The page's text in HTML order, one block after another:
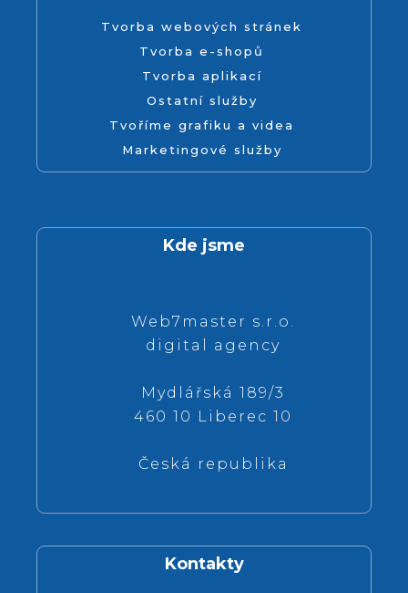
Tvorba webových stránek
Tvorba e-shopů
Tvorba aplikací
Ostatní služby
Tvoříme grafiku a videa
Marketingové služby
Kde jsme
Web7master s.r.o.
digital agency
Mydlářská 189/3
460 10 Liberec 10
Česká republika
Kontakty